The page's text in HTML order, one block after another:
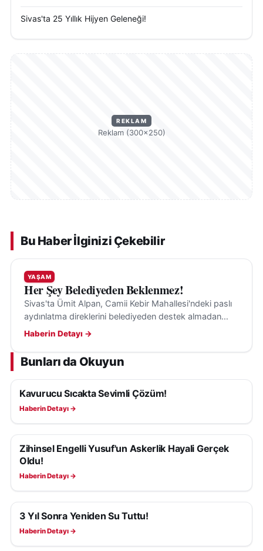
Sivas'ta 25 Yıllık Hijyen Geleneği!
REKLAM
Reklam (300×250)
Bu Haber İlginizi Çekebilir
YAŞAM
Her Şey Belediyeden Beklenmez!
Sivas'ta Ümit Alpan, Camii Kebir Mahallesi'ndeki paslı
aydınlatma direklerini belediyeden destek almadan
kendi imkânlarıyla boyayarak gönüllü çalışmasıyla
Haberin Detayı →
Bunları da Okuyun
YAŞAM
Kavurucu Sıcakta Sevimli Çözüm!
Haberin Detayı →
YAŞAM
Zihinsel Engelli Yusuf'un Askerlik Hayali Gerçek
Oldu!
Haberin Detayı →
YAŞAM
3 Yıl Sonra Yeniden Su Tuttu!
Haberin Detayı →